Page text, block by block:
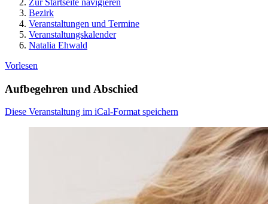
Zur Startseite navigieren
Bezirk
Veranstaltungen und Termine
Veranstaltungskalender
Natalia Ehwald
Vorlesen
Aufbegehren und Abschied
Diese Veranstaltung im iCal-Format speichern